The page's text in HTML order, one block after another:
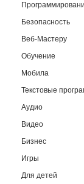
Безопасность
Веб-Мастеру
Обучение
Мобила
Текстовые
Аудио
Видео
Бизнес
Игры
Для детей